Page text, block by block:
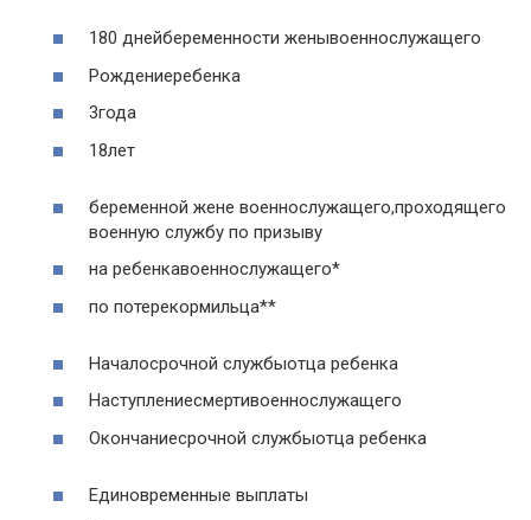
180 днейбеременности женывоеннослужащего
Рождениеребенка
3года
18лет
беременной жене военнослужащего,проходящего
военную службу по призыву
на ребенкавоеннослужащего*
по потерекормильца**
Началосрочной службыотца ребенка
Наступлениесмертивоеннослужащего
Окончаниесрочной службыотца ребенка
Единовременные выплаты